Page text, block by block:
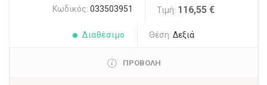
Κωδικός: 033503951 Τιμή: 116,55 €
Διαθέσιμο Θέση: Δεξιά
ΠΡΟΒΟΛΗ